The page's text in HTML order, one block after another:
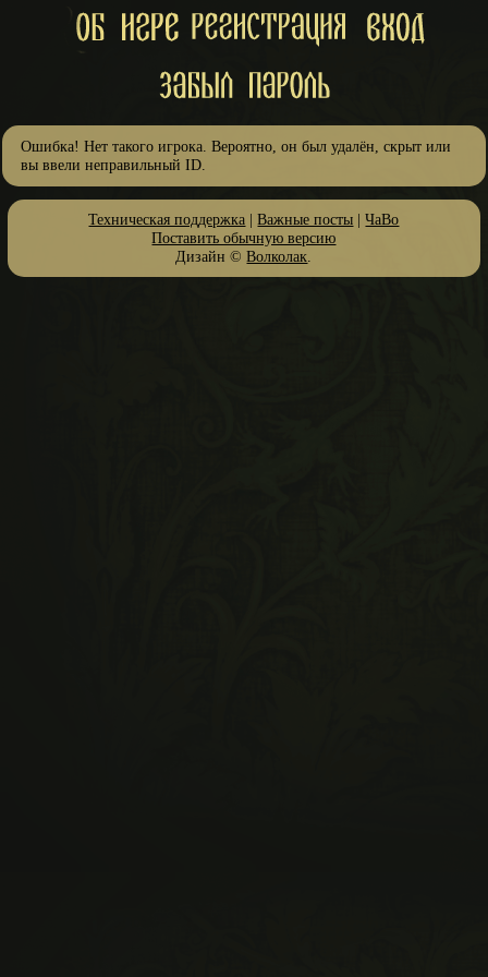
Ошибка! Нет такого игрока. Вероятно, он был удалён, скрыт или
вы ввели неправильный ID.
Техническая поддержка |Важные посты |ЧаВо
Поставить обычную версию
Дизайн ©Волколак